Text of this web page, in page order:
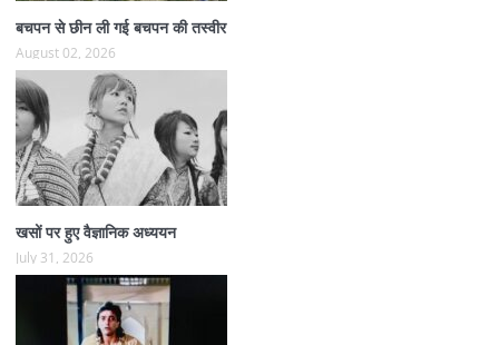
बचपन से छीन ली गई बचपन की तस्वीर
August 02, 2026
खसों पर हुए वैज्ञानिक अध्ययन
July 31, 2026